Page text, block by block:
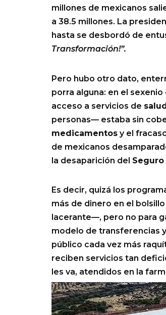
millones de mexicanos
a 38.5 millones. La
hasta se desbordó de
Transformación!”.
Pero hubo otro dato,
porra alguna: en el sexenio
acceso a servicios de
personas— estaba sin
medicamentos y el
de mexicanos
la desaparición del
Es decir, quizá los
más de dinero en el
lacerante—, pero no para
modelo de transferencias
público cada vez más
reciben servicios tan
les va, atendidos en la